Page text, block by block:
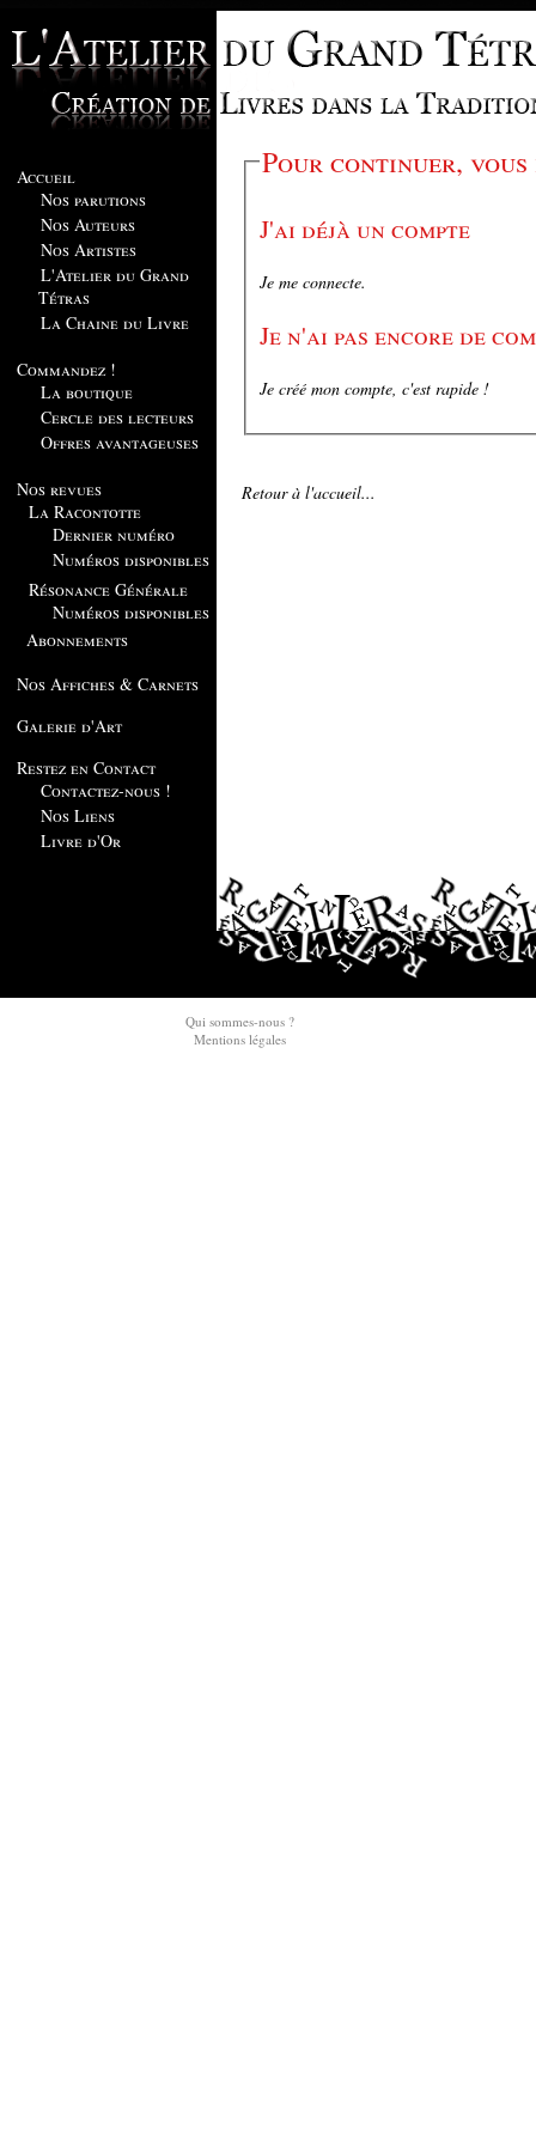
Accueil
Nos parutions
Nos Auteurs
Nos Artistes
L'Atelier du Grand
Tétras
La Chaine du Livre
Commandez !
La boutique
Cercle des lecteurs
Offres avantageuses
Nos revues
La Racontotte
Dernier numéro
Numéros disponibles
Résonance Générale
Numéros disponibles
Abonnements
Nos Affiches & Carnets
Galerie d'Art
Restez en Contact
Contactez-nous !
Nos Liens
Livre d'Or
Pour continuer, vous
J'ai déjà un compte
Je me connecte.
Je n'ai pas encore de
Je créé mon compte, c'est rapide !
Retour à l'accueil...
Qui sommes-nous ?
Mentions légales